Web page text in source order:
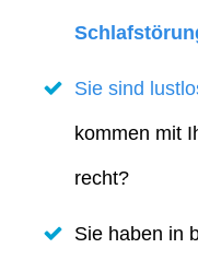
Sie sind
kommen mit
recht?
Sie haben in